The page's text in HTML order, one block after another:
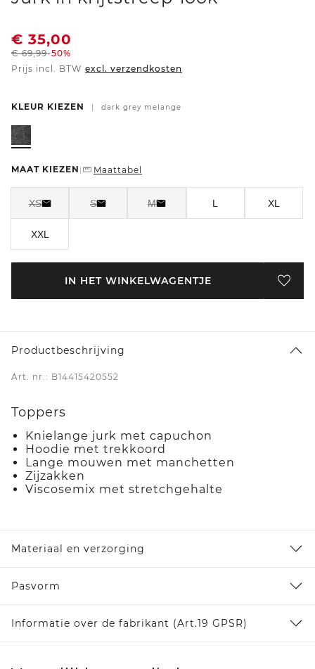
€ 35,00
€69,99-50%
Prijs incl. BTW excl. verzendkosten
KLEUR KIEZEN | dark grey melange
MAAT KIEZEN | Maattabel
XS S M L XL
XXL
IN HET WINKELWAGENTJE
Productbeschrijving
Art. nr.: B14415420552
Toppers
Knielange jurk met capuchon
Hoodie met trekkoord
Lange mouwen met manchetten
Zijzakken
Viscosemix met stretchgehalte
Materiaal en verzorging
Pasvorm
Informatie over de fabrikant (Art.19 GPSR)